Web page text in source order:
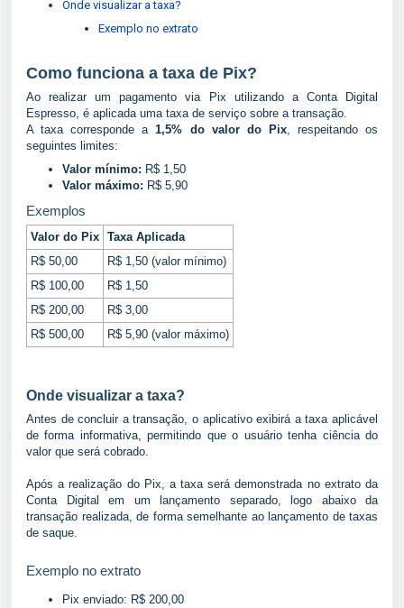
Onde visualizar a taxa?
Exemplo no extrato
Como funciona a taxa de Pix?
Ao realizar um pagamento via Pix utilizando a Conta Digital
Espresso, é aplicada uma taxa de serviço sobre a transação.
A taxa corresponde a1,5% do valor do Pix, respeitando os
seguintes limites:
Valor mínimo: R$ 1,50
Valor máximo: R$ 5,90
Exemplos
Valor do Pix Taxa Aplicada
R$ 50,00
R$ 1,50 (valor mínimo)
R$ 100,00
R$ 1,50
R$ 200,00
R$ 3,00
R$ 500,00
R$ 5,90 (valor máximo)
Onde visualizar a taxa?
Antes de concluir a transação, o aplicativo exibirá a taxa aplicável
de forma informativa, permitindo que o usuário tenha ciência do
valor que será cobrado.
Após a realização do Pix, a taxa será demonstrada no extrato da
Conta Digital em um lançamento separado, logo abaixo da
transação realizada, de forma semelhante ao lançamento de taxas
de saque.
Exemplo no extrato
Pix enviado: R$ 200,00